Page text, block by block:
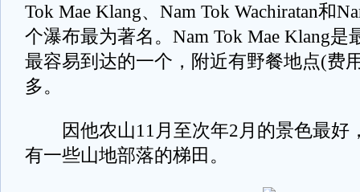
Tok Mae Klang、Nam Tok Wachiratan和
个瀑布最为著名。Nam Tok Mae Klang是
最容易到达的一个，附近有野餐地点(费
多。
因他农山11月至次年2月的景色最好
有一些山地部落的梯田。